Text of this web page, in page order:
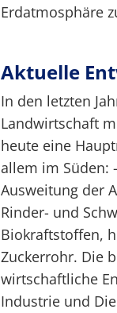
Erdatmosphäre
Aktuelle
In den letzten
Landwirtschaft
heute eine
allem im Süden:
Ausweitung der
Rinder- und
Biokraftstoffen,
Zuckerrohr. Die
wirtschaftliche
Industrie und